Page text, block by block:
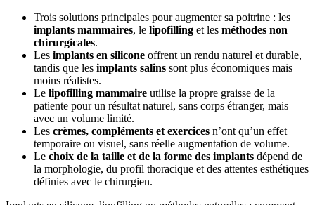
Trois solutions principales pour augmenter sa poitrine : les
implants mammaires, le lipofilling et les méthodes non
chirurgicales.
Les implants en silicone offrent un rendu naturel et durable,
tandis que les implants salins sont plus économiques mais
moins réalistes.
Le lipofilling mammaire utilise la propre graisse de la
patiente pour un résultat naturel, sans corps étranger, mais
avec un volume limité.
Les crèmes, compléments et exercices n’ont qu’un effet
temporaire ou visuel, sans réelle augmentation de volume.
Le choix de la taille et de la forme des implants dépend de
la morphologie, du profil thoracique et des attentes esthétiques
définies avec le chirurgien.